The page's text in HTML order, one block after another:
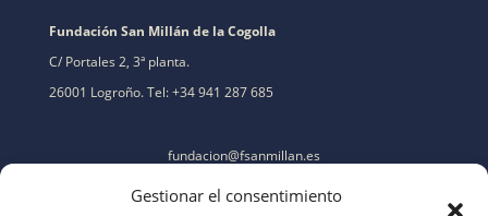
Gestionar el consentimiento
Fundación San Millán de la Cogolla
C/ Portales 2, 3ª planta.
26001 Logroño. Tel: +34 941 287 685
fundacion@fsanmillan.es